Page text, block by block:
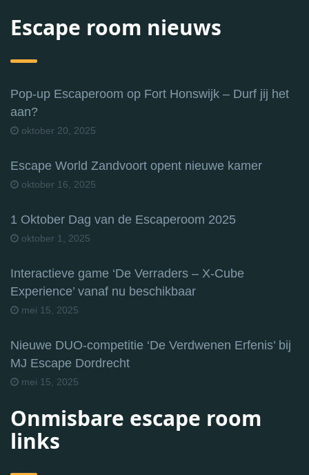
Escape room nieuws
Pop-up Escaperoom op Fort Honswijk – Durf jij het
aan?
oktober 20, 2025
Escape World Zandvoort opent nieuwe kamer
oktober 16, 2025
1 Oktober Dag van de Escaperoom 2025
oktober 1, 2025
Interactieve game ‘De Verraders – X-Cube
Experience’ vanaf nu beschikbaar
mei 15, 2025
Nieuwe DUO-competitie ‘De Verdwenen Erfenis’ bij
MJ Escape Dordrecht
mei 15, 2025
Onmisbare escape room
links